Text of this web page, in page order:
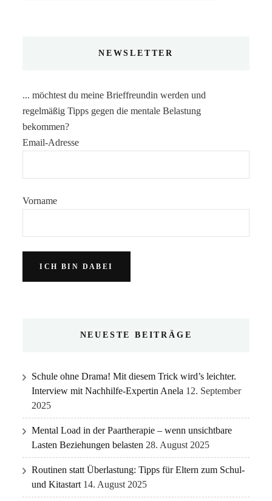
NEWSLETTER
... möchtest du meine Brieffreundin werden und
regelmäßig Tipps gegen die mentale Belastung
bekommen?
Email-Adresse
Vorname
NEUESTE BEITRÄGE
Schule ohne Drama! Mit diesem Trick wird’s leichter.
Interview mit Nachhilfe-Expertin Anela 12. September
2025
Mental Load in der Paartherapie – wenn unsichtbare
Lasten Beziehungen belasten 28. August 2025
Routinen statt Überlastung: Tipps für Eltern zum Schul-
und Kitastart 14. August 2025